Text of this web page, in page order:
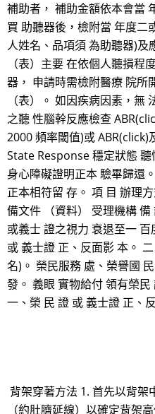
補助者， 補助金額依本會當
買 助聽器後，檢附當 年度二
人姓名、品項須 為助聽器)及
（表）主要 在依個人聽損程
器， 申請時需檢附醫療 院所
（表）。 如因疾病因素，無
之聽 性腦幹反應檢查
2000 頻率閾值)或
State Response 穩定狀態 聽
身心障礙證明正本 驗畢歸還
正本相符留 存。 項 目 辦理
備文件 （資料） 受理機構
或義士 證之視力 衰退至一
或 義士證 正、反面影 本。
名)。 榮民服務 處、榮譽國
發。 義眼 實物給付 領有榮
一、榮 民 證 或 義士證 正、
背架穿著方法 1. 首先以背架
（約肚臍延線）以確定背架